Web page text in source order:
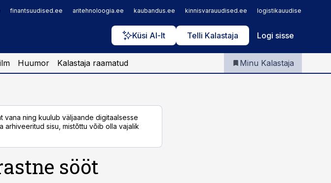
finantsuudised.ee aritehnoloogia.ee kaubandus.ee kinnisvarauudised.ee logistikauudised.ee
Küsi AI-lt Telli Kalastaja Logi sisse
Iseteenindus
Telli Kalastaja
Huumor Kalastaja raamatud Minu Kalastaja
vana ning kuulub väljaande digitaalsesse
arhiveeritud sisu, mistõttu võib olla vajalik
sööt